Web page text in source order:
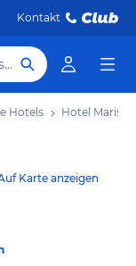
Kontakt
Hotel, Reiseziel
Hotels Hotel Maris
Karte anzeigen